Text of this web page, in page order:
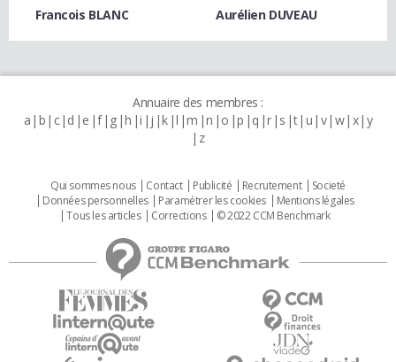
Francois BLANC Aurélien DUVEAU
Annuaire des membres :
a b c d e f g h i j k l m n o p q r s t u v w x y
z
Qui sommes nous Contact Publicité Recrutement
Societé
Données personnelles
Paramétrer les cookies
Mentions légales
Tous les articles
Corrections © 2022 CCM Benchmark